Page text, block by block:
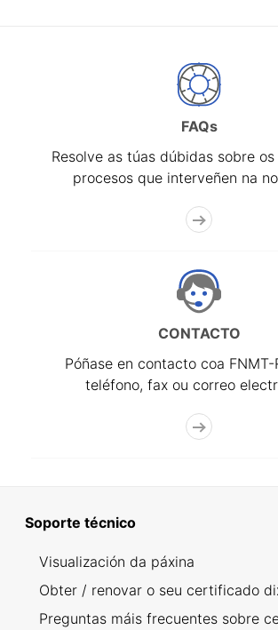
FAQs
Resolve as túas dúbidas sobre
procesos que interveñen na
CONTACTO
Póñase en contacto coa
teléfono, fax ou correo
Soporte técnico
Visualización da páxina
Obter / renovar o seu certificado
Preguntas máis frecuentes sobre